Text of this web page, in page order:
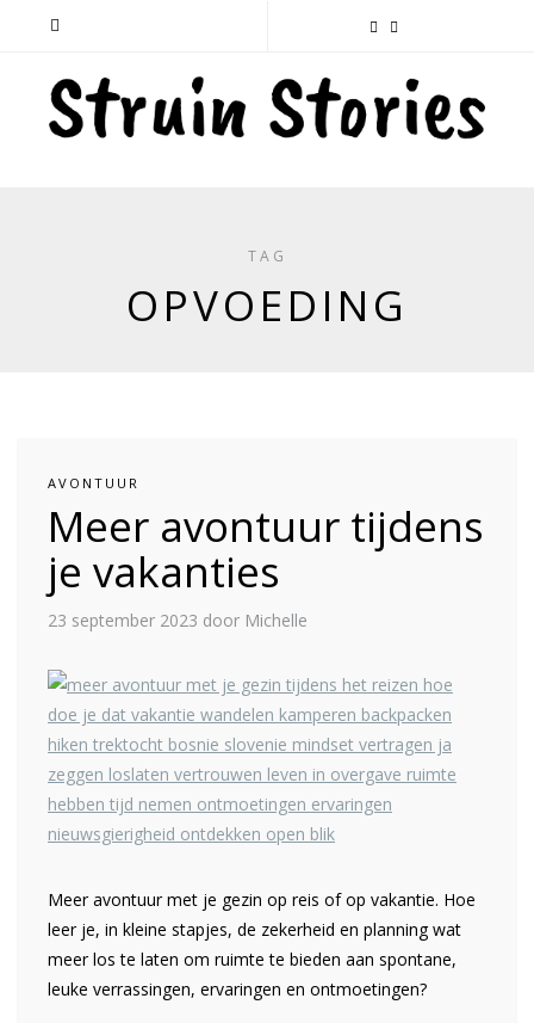
TAG
OPVOEDING
AVONTUUR
Meer avontuur tijdens
je vakanties
23 september 2023 door Michelle
Meer avontuur met je gezin op reis of op vakantie. Hoe
leer je, in kleine stapjes, de zekerheid en planning wat
meer los te laten om ruimte te bieden aan spontane,
leuke verrassingen, ervaringen en ontmoetingen?